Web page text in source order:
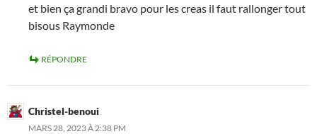
et bien ça grandi bravo pour les creas il faut rallonger tout
bisous Raymonde
RÉPONDRE
Christel-benoui
MARS 28, 2023 À 2:38 PM